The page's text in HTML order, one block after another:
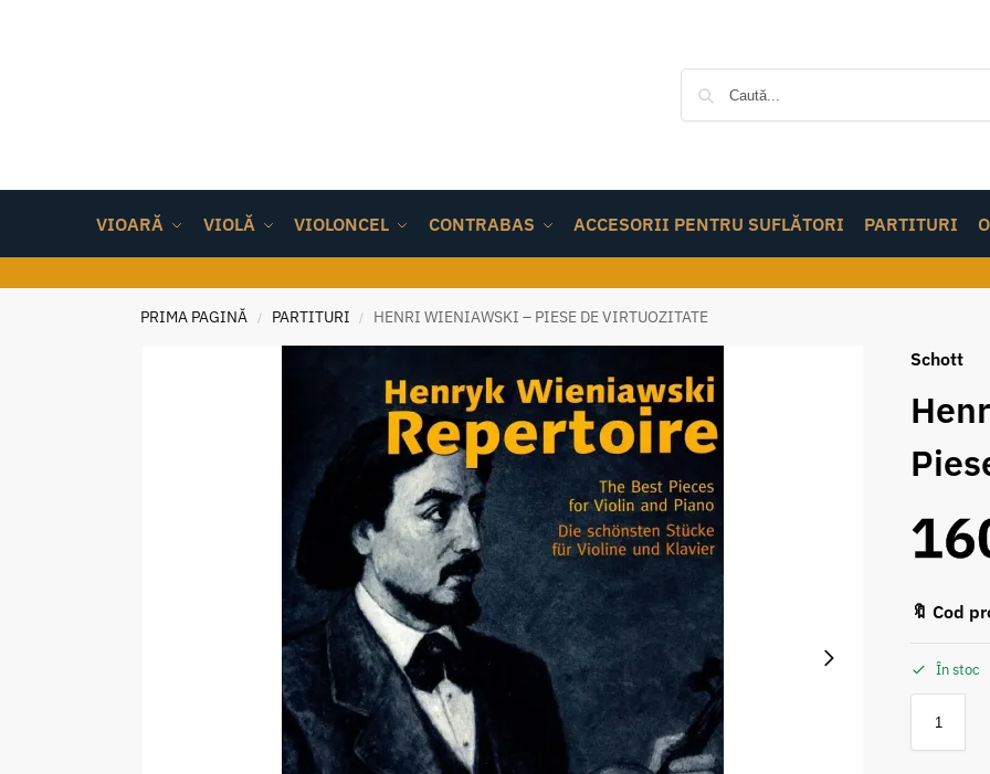
VIOARĂ VIOLĂ VIOLONCEL CONTRABAS ACCESORII PENTRU SUFLĂTORI PARTITURI
PRIMA PAGINĂ / PARTITURI / HENRI WIENIAWSKI – PIESE DE VIRTUOZITATE
Schott
🔖 Cod
În stoc